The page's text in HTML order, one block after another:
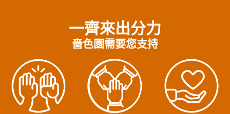
一齊來出分力
嗇色園需要您支持